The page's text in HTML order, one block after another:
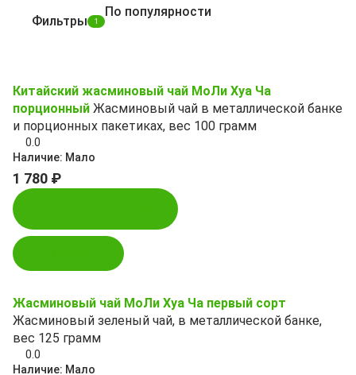
Фильтры 1
По популярности
Китайский жасминовый чай МоЛи Хуа Ча
порционный Жасминовый чай в металлической банке
и порционных пакетиках, вес 100 грамм
0.0
Наличие: Мало
1 780 ₽
Жасминовый чай МоЛи Хуа Ча первый сорт
Жасминовый зеленый чай, в металлической банке,
вес 125 грамм
0.0
Наличие: Мало